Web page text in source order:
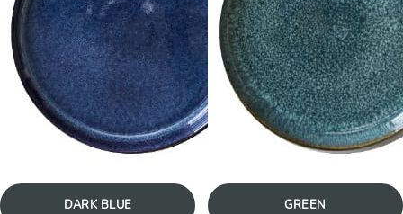
DARK BLUE GREEN